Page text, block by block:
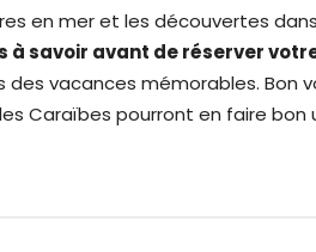
en mer et les découvertes
à savoir avant de réserver
des vacances mémorables. Bon
les Caraïbes pourront en faire bon